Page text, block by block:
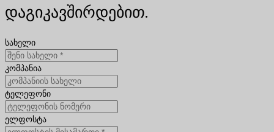
დაგიკავშირდებით.
სახელი
კომპანია
ტელეფონი
ელფოსტა